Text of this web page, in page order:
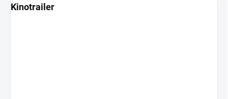
Kinotrailer